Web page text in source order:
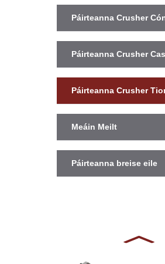
Páirteanna Crusher
Páirteanna Crusher
Páirteanna Crusher
Meáin Meilt
Páirteanna breise eile